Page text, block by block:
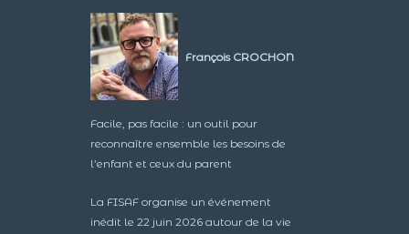
François CROCHON
Facile, pas facile : un outil pour
reconnaître ensemble les besoins de
l’enfant et ceux du parent
La FISAF organise un événement
inédit le 22 juin 2026 autour de la vie